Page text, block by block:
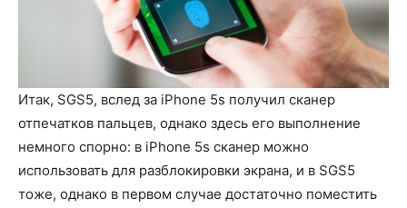
Итак, SGS5, вслед за iPhone 5s получил сканер
отпечатков пальцев, однако здесь его выполнение
немного спорно: в iPhone 5s сканер можно
использовать для разблокировки экрана, и в SGS5
тоже, однако в первом случае достаточно поместить